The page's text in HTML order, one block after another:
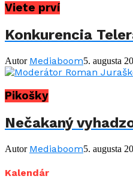
Viete prví
Konkurencia
Autor Mediaboom5. augusta
Pikošky
Nečakaný
Autor Mediaboom5. augusta
Kalendár